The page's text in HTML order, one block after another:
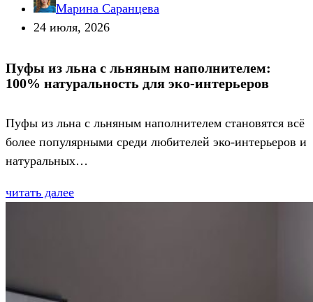
Марина Саранцева
24 июля, 2026
Пуфы из льна с льняным наполнителем:
100% натуральность для эко-интерьеров
Пуфы из льна с льняным наполнителем становятся всё
более популярными среди любителей эко-интерьеров и
натуральных…
читать далее